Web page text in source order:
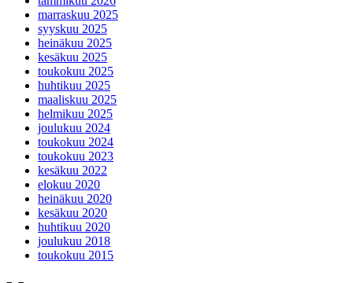
marraskuu 2025
syyskuu 2025
heinäkuu 2025
kesäkuu 2025
toukokuu 2025
huhtikuu 2025
maaliskuu 2025
helmikuu 2025
joulukuu 2024
toukokuu 2024
toukokuu 2023
kesäkuu 2022
elokuu 2020
heinäkuu 2020
kesäkuu 2020
huhtikuu 2020
joulukuu 2018
toukokuu 2015